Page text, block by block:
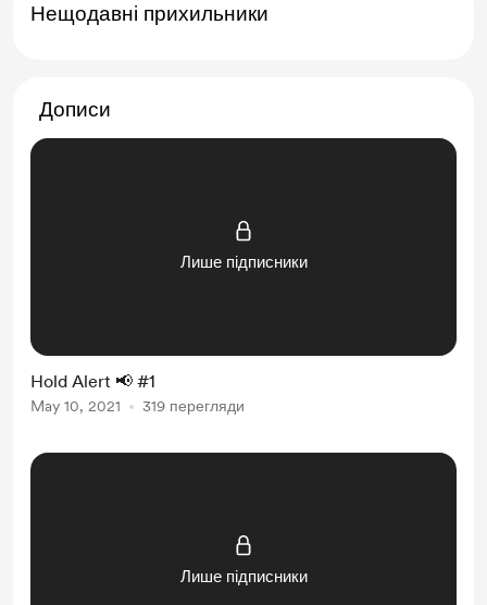
Нещодавні прихильники
Дописи
Лише підписники
Hold Alert 📢 #1
May 10, 2021 319 перегляди
Лише підписники